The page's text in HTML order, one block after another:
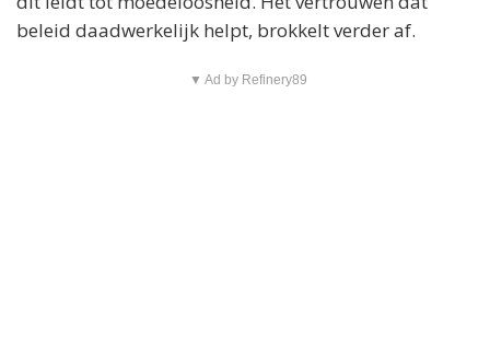
beleid daadwerkelijk helpt, brokkelt verder af.
▼ Ad by Refinery89